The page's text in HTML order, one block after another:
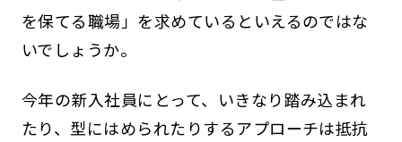
を保てる職場」を求めているといえるのではな
いでしょうか。
今年の新入社員にとって、いきなり踏み込まれ
たり、型にはめられたりするアプローチは抵抗